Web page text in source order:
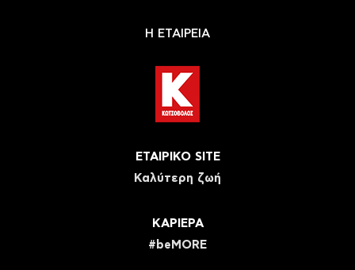
Η ΕΤΑΙΡΕΙΑ
ΕΤΑΙΡΙΚΟ SITE
Καλύτερη ζωή
ΚΑΡΙΕΡΑ
#beMORE